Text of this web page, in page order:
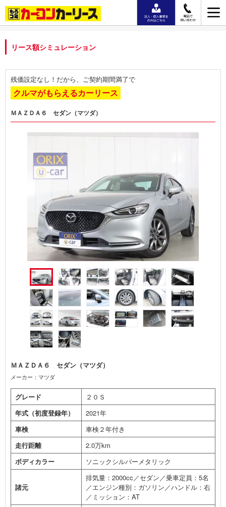
リース額シミュレーション
残価設定なし！だから、ご契約期間満了で
クルマがもらえるカーリース
ＭＡＺＤＡ６ セダン（マツダ）
ＭＡＺＤＡ６ セダン（マツダ）
メーカー：マツダ
グレード
２０Ｓ
年式（初度登録年）
2021年
車検
車検２年付き
走行距離
2.0万km
ボディカラー
ソニックシルバーメタリック
諸元
排気量：2000cc／セダン／乗車定員：5名
／エンジン種別：ガソリン／ハンドル：右
／ミッション：AT